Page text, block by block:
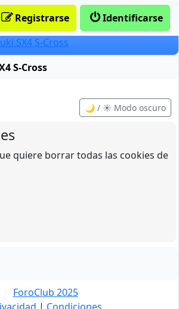
Identificarse
Registrarse
S-Cross
🌙 / ☀️ Modo oscuro
quiere borrar todas las cookies de
ForoClub 2025